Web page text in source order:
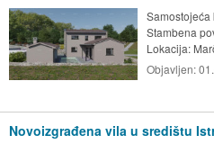
Samostojeća
Stambena
Lokacija:
Objavljen:
Novoizgrađena vila u središtu